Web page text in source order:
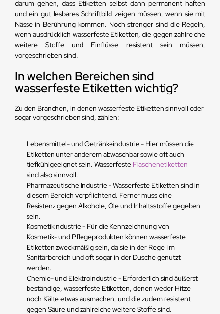
darum gehen, dass Etiketten selbst dann permanent haften
und ein gut lesbares Schriftbild zeigen müssen, wenn sie mit
Nässe in Berührung kommen. Noch strenger sind die Regeln,
wenn ausdrücklich wasserfeste Etiketten, die gegen zahlreiche
weitere Stoffe und Einflüsse resistent sein müssen,
vorgeschrieben sind.
In welchen Bereichen sind
wasserfeste Etiketten wichtig?
Zu den Branchen, in denen wasserfeste Etiketten sinnvoll oder
sogar vorgeschrieben sind, zählen:
Lebensmittel- und Getränkeindustrie - Hier müssen die
Etiketten unter anderem abwaschbar sowie oft auch
tiefkühlgeeignet sein. Wasserfeste Flaschenetiketten
sind also sinnvoll.
Pharmazeutische Industrie - Wasserfeste Etiketten sind in
diesem Bereich verpflichtend. Ferner muss eine
Resistenz gegen Alkohole, Öle und Inhaltsstoffe gegeben
sein.
Kosmetikindustrie - Für die Kennzeichnung von
Kosmetik- und Pflegeprodukten können wasserfeste
Etiketten zweckmäßig sein, da sie in der Regel im
Sanitärbereich und oft sogar in der Dusche genutzt
werden.
Chemie- und Elektroindustrie - Erforderlich sind äußerst
beständige, wasserfeste Etiketten, denen weder Hitze
noch Kälte etwas ausmachen, und die zudem resistent
gegen Säure und zahlreiche weitere Stoffe sind.